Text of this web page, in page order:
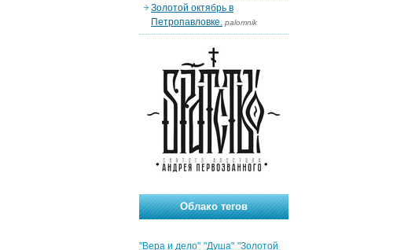
Золотой октябрь в
Петропавловке. palomnik
Облако тегов
"Вера и дело" "Душа" "Золотой